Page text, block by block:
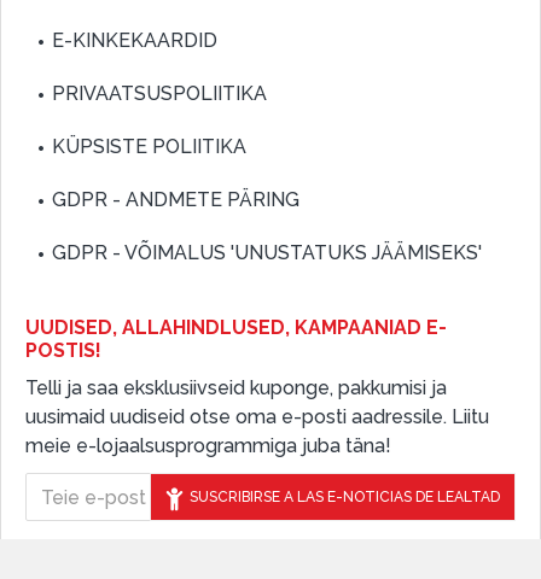
E-KINKEKAARDID
PRIVAATSUSPOLIITIKA
KÜPSISTE POLIITIKA
GDPR - ANDMETE PÄRING
GDPR - VÕIMALUS 'UNUSTATUKS JÄÄMISEKS'
UUDISED, ALLAHINDLUSED, KAMPAANIAD E-
POSTIS!
Telli ja saa eksklusiivseid kuponge, pakkumisi ja
uusimaid uudiseid otse oma e-posti aadressile. Liitu
meie e-lojaalsusprogrammiga juba täna!
SUSCRIBIRSE A LAS E-NOTICIAS DE LEALTAD